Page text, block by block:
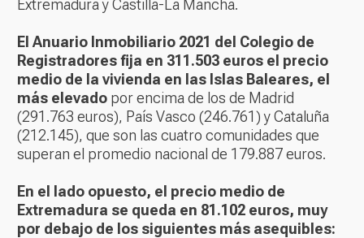
Extremadura y Castilla-La Mancha.
El Anuario Inmobiliario 2021 del Colegio de
Registradores fija en 311.503 euros el precio
medio de la vivienda en las Islas Baleares, el
más elevado por encima de los de Madrid
(291.763 euros), País Vasco (246.761) y Cataluña
(212.145), que son las cuatro comunidades que
superan el promedio nacional de 179.887 euros.
En el lado opuesto, el precio medio de
Extremadura se queda en 81.102 euros, muy
por debajo de los siguientes más asequibles: